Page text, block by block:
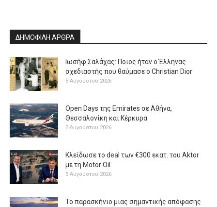
ΔΗΜΟΦΙΛΗ ΑΡΘΡΑ
Ιωσήφ Σαλάχας: Ποιος ήταν ο Έλληνας
σχεδιαστής που θαύμασε ο Christian Dior
5 Αυγούστου 2026
Open Days της Emirates σε Αθήνα,
Θεσσαλονίκη και Κέρκυρα
5 Αυγούστου 2026
Κλείδωσε το deal των €300 εκατ. του Aktor
με τη Μotor Oil
5 Αυγούστου 2026
Το παρασκήνιο μιας σημαντικής απόφασης